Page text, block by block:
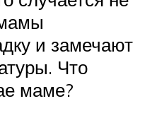
и замечают
Что
маме?